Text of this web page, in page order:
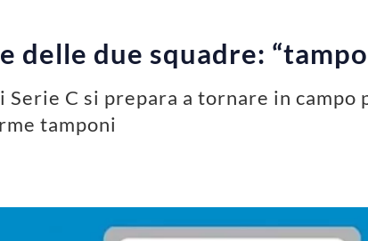
delle due squadre:
Serie C si prepara a tornare in
tamponi